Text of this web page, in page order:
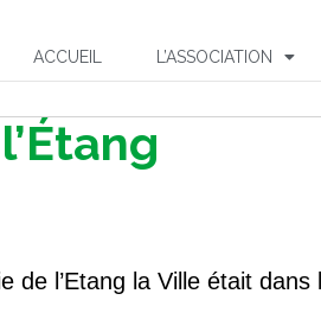
ACCUEIL L’ASSOCIATION
de l’Etang la Ville était